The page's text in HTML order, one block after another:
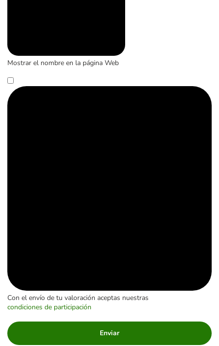
Mostrar el nombre en la página Web
Con el envío de tu valoración aceptas nuestras
condiciones de participación
Enviar